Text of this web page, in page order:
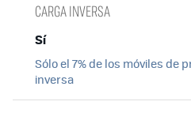
CARGA INVERSA
Sí
Sólo el 7% de los móviles de
inversa